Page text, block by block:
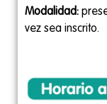
Modalidad:
vez sea inscrito.